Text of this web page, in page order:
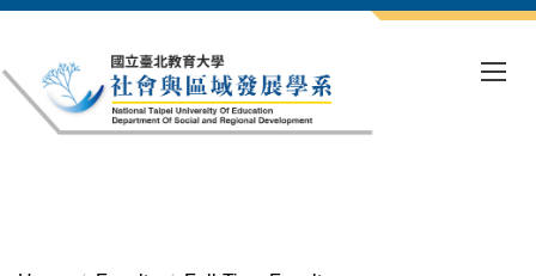
the
main
content